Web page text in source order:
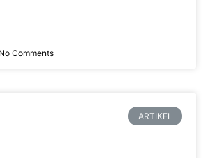
No Comments
ARTIKEL